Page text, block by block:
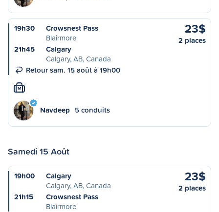
19h30
Crowsnest Pass
Blairmore
21h45
Calgary
Calgary, AB, Canada
Retour sam. 15 août à 19h00
23$
2 places
M
Navdeep 5 conduits
Samedi 15 Août
19h00
Calgary
Calgary, AB, Canada
21h15
Crowsnest Pass
Blairmore
23$
2 places